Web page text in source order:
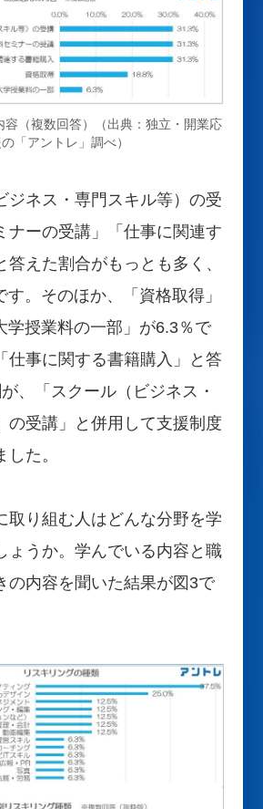
容（複数回答）（出典：独立・開業応
「アントレ」調べ）
ジネス・専門スキル等）の受
ナーの受講」「仕事に関連す
答えた割合がもっとも多く、
す。そのほか、「資格取得」
学授業料の一部」が6.3％で
仕事に関する書籍購入」と答
、「スクール（ビジネス・
の受講」と併用して支援制度
た。
取り組む人はどんな分野を学
ょうか。学んでいる内容と職
の内容を聞いた結果が図3で